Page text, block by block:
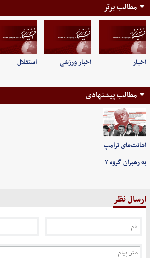
مطالب برتر
اخبار اخبار ورزشی استقلال
مطالب پیشنهادی
اهانت‌های ترامپ
به رهبران گروه ۷
ارسال نظر